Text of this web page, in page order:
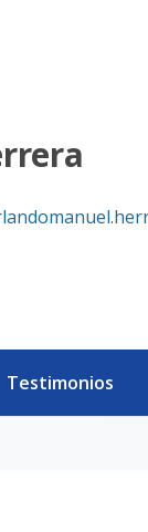
Testimonios